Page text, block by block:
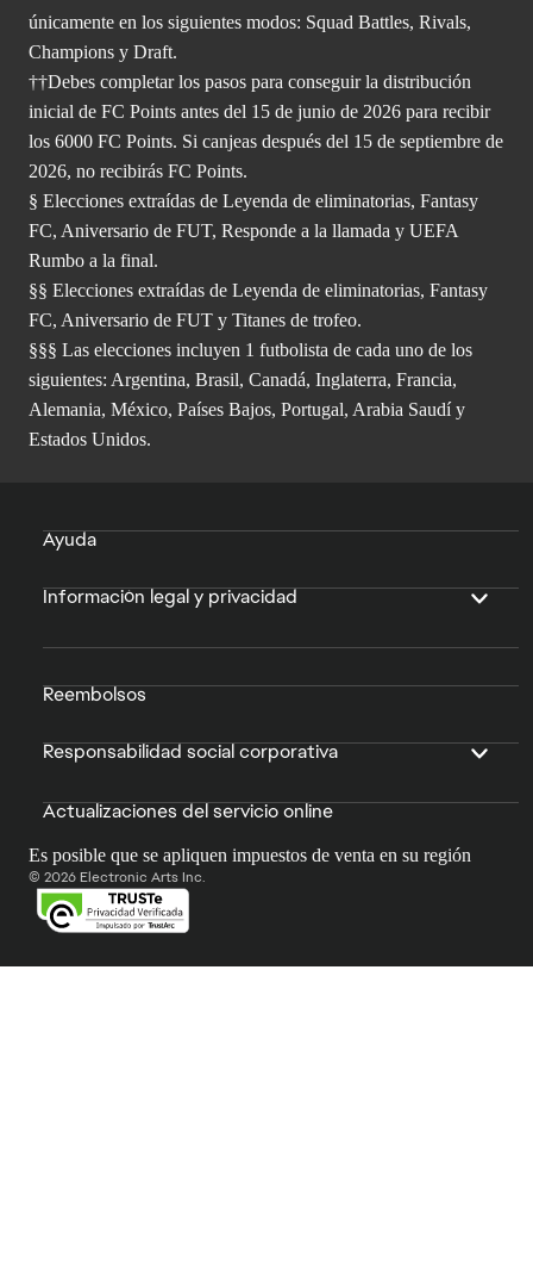
únicamente en los siguientes modos: Squad Battles, Rivals,
Champions y Draft.
††Debes completar los pasos para conseguir la distribución
inicial de FC Points antes del 15 de junio de 2026 para recibir
los 6000 FC Points. Si canjeas después del 15 de septiembre de
2026, no recibirás FC Points.
§ Elecciones extraídas de Leyenda de eliminatorias, Fantasy
FC, Aniversario de FUT, Responde a la llamada y UEFA
Rumbo a la final.
§§ Elecciones extraídas de Leyenda de eliminatorias, Fantasy
FC, Aniversario de FUT y Titanes de trofeo.
§§§ Las elecciones incluyen 1 futbolista de cada uno de los
siguientes: Argentina, Brasil, Canadá, Inglaterra, Francia,
Alemania, México, Países Bajos, Portugal, Arabia Saudí y
Estados Unidos.
Ayuda
Información legal y privacidad
Reembolsos
Responsabilidad social corporativa
Actualizaciones del servicio online
Es posible que se apliquen impuestos de venta en su región
© 2026 Electronic Arts Inc.